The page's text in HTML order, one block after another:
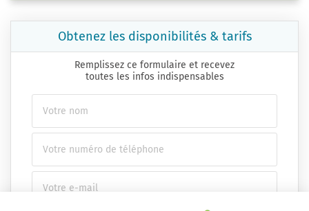
Obtenez les disponibilités & tarifs
Remplissez ce formulaire et recevez
toutes les infos indispensables